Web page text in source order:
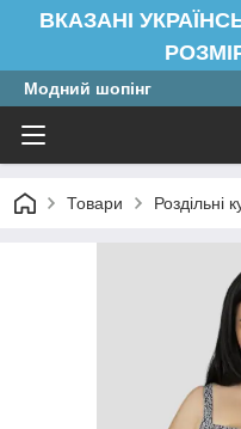
ВКАЗАНІ
Модний шопінг
Товари Роздільні